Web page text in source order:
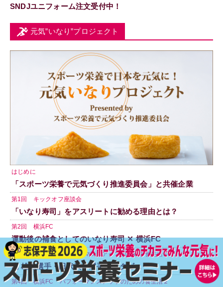
SNDJユニフォーム注文受付中！
元気”いなり”プロジェクト
はじめに
「スポーツ栄養で元気づくり推進委員会」と共催企業
第1回 キックオフ座談会
「いなり寿司」をアスリートに勧める理由とは？
第2回 横浜FC
運動後の補食としてのいなり寿司 ✕ 横浜FC
第3回 横浜FC パフォーマンスアップのための食生活１
南 雄太選手・田代真一選手インタビュー
第4回 横浜FC パフォーマンスアップのための食生活２